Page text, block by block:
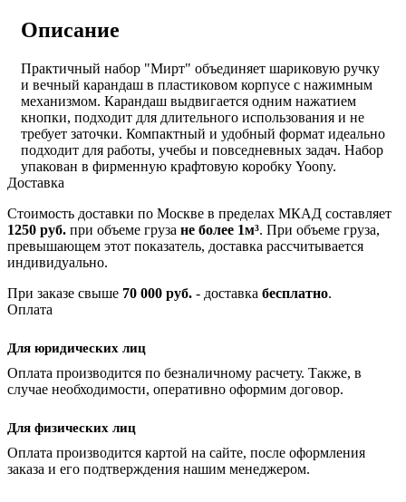
Описание
Практичный набор "Мирт" объединяет шариковую ручку
и вечный карандаш в пластиковом корпусе с нажимным
механизмом. Карандаш выдвигается одним нажатием
кнопки, подходит для длительного использования и не
требует заточки. Компактный и удобный формат идеально
подходит для работы, учебы и повседневных задач. Набор
упакован в фирменную крафтовую коробку Yoony.
Доставка
Стоимость доставки по Москве в пределах МКАД составляет
1250 руб. при объеме груза не более 1м³. При объеме груза,
превышающем этот показатель, доставка рассчитывается
индивидуально.
При заказе свыше 70 000 руб. - доставка бесплатно.
Оплата
Для юридических лиц
Оплата производится по безналичному расчету. Также, в
случае необходимости, оперативно оформим договор.
Для физических лиц
Оплата производится картой на сайте, после оформления
заказа и его подтверждения нашим менеджером.